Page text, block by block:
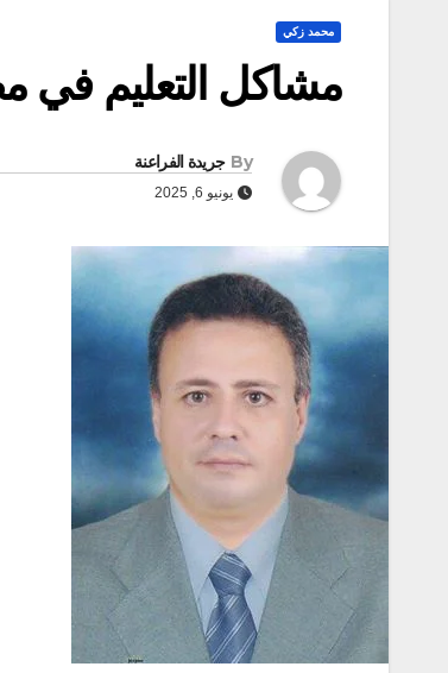
محمد زكي
مشاكل التعليم في
By جريدة الفراعنة
يونيو 6, 2025